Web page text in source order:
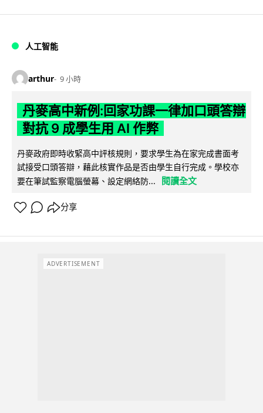
人工智能
arthur 9 小時
丹麥高中新例:回家功課一律加口頭答辯
對抗 9 成學生用 AI 作弊
丹麥政府即時收緊高中評核規則，要求學生為在家完成書面考
試接受口頭答辯，藉此核實作品是否由學生自行完成。學校亦
要在筆試監察電腦螢幕、設定網絡防...
閱讀全文
分享
ADVERTISEMENT